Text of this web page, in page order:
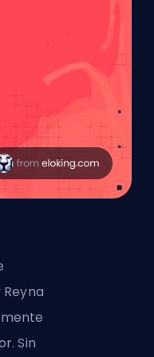
Sin